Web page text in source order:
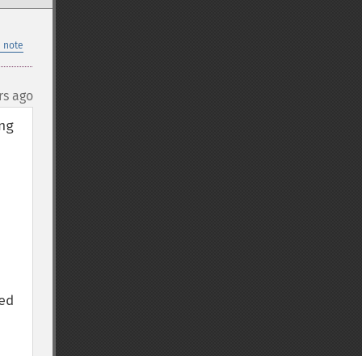
note
ago